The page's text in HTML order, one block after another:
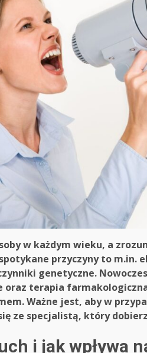
w każdym wieku, a
przyczyny to m.in.
genetyczne.
oraz terapia
Ważne jest, aby w
ze specjalistą, który
i jak wpływa